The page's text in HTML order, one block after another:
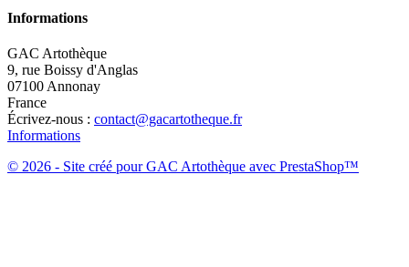
Informations
GAC Artothèque
9, rue Boissy d'Anglas
07100 Annonay
France
Écrivez-nous : contact@gacartotheque.fr
Informations
© 2026 - Site créé pour GAC Artothèque avec PrestaShop™